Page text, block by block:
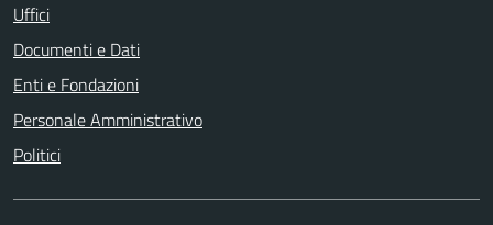
Uffici
Documenti e Dati
Enti e Fondazioni
Personale Amministrativo
Politici